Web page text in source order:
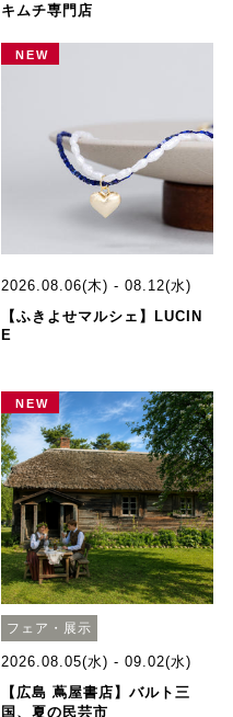
キムチ専門店
NEW
2026.08.06(木) - 08.12(水)
【ふきよせマルシェ】LUCIN
E
NEW
フェア・展示
2026.08.05(水) - 09.02(水)
【広島 蔦屋書店】バルト三
国、夏の民芸市